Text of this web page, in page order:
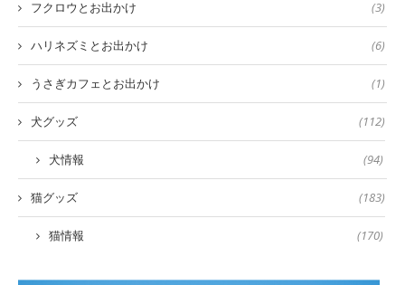
フクロウとお出かけ (3)
ハリネズミとお出かけ (6)
うさぎカフェとお出かけ (1)
犬グッズ (112)
犬情報 (94)
猫グッズ (183)
猫情報 (170)